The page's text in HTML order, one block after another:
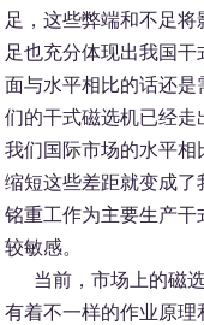
足，这些弊端和不足
足也充分体现出我国
面与水平相比的话还
们的干式磁选机已经
我们国际市场的水平
缩短这些差距就变成
铭重工作为主要生产
较敏感。
当前，市场上的磁选
有着不一样的作业原理